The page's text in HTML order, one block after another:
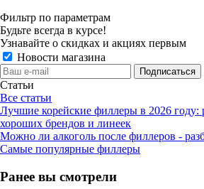
Фильтр по параметрам
Будьте всегда в курсе!
Узнавайте о скидках и акциях первым
Новости магазина
Статьи
Все статьи
Лучшие корейские филлеры в 2026 году:
хороших брендов и линеек
Можно ли алкоголь после филлеров -
Самые популярные филлеры
Ранее вы смотрели